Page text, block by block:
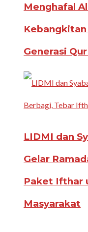
Menghafal
Generasi
LIDMI dan
Gelar
Paket Ifthar
Masyarakat